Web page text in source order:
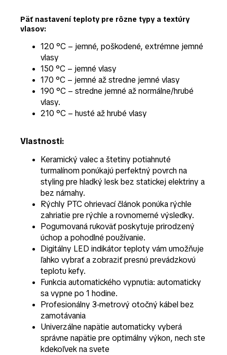
Päť nastavení teploty pre rôzne typy a textúry
vlasov:
120 °C – jemné, poškodené, extrémne jemné
vlasy
150 °C – jemné vlasy
170 °C – jemné až stredne jemné vlasy
190 °C – stredne jemné až normálne/hrubé
vlasy.
210 °C – husté až hrubé vlasy
Vlastnosti:
Keramický valec a štetiny potiahnuté
turmalínom ponúkajú perfektný povrch na
styling pre hladký lesk bez statickej elektriny a
bez námahy.
Rýchly PTC ohrievací článok ponúka rýchle
zahriatie pre rýchle a rovnomerné výsledky.
Pogumovaná rukoväť poskytuje prirodzený
úchop a pohodlné používanie.
Digitálny LED indikátor teploty vám umožňuje
ľahko vybrať a zobraziť presnú prevádzkovú
teplotu kefy.
Funkcia automatického vypnutia: automaticky
sa vypne po 1 hodine.
Profesionálny 3-metrový otočný kábel bez
zamotávania
Univerzálne napätie automaticky vyberá
správne napätie pre optimálny výkon, nech ste
kdekoľvek na svete